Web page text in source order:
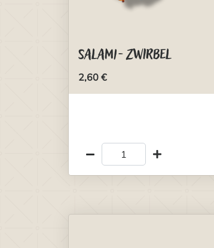
Salami-Zwirbel
2,60 €